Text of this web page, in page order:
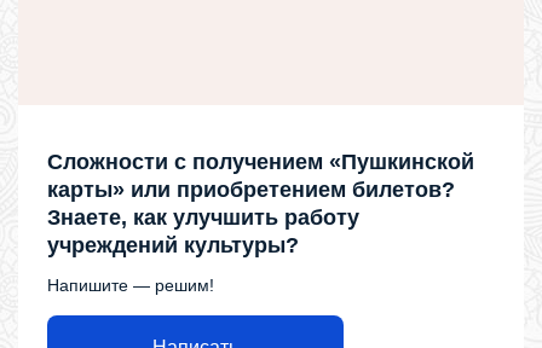
Сложности с получением «Пушкинской
карты» или приобретением билетов?
Знаете, как улучшить работу
учреждений культуры?
Напишите — решим!